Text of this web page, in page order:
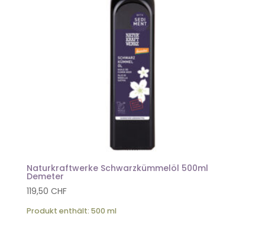
Naturkraftwerke Schwarzkümmelöl 500ml
Demeter
119,50 CHF
Produkt enthält: 500 ml